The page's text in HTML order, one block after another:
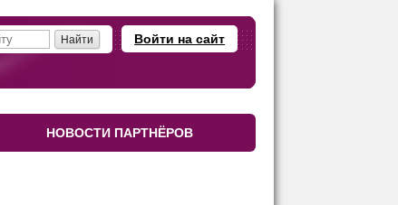
Войти на сайт
НОВОСТИ ПАРТНЁРОВ